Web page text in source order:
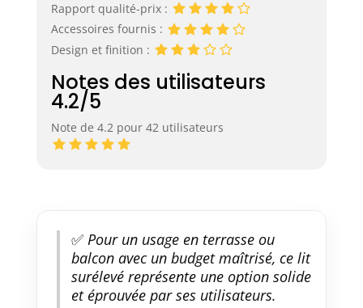
Rapport qualité-prix :
Accessoires fournis :
Design et finition :
Notes des utilisateurs
4.2/5
Note de 4.2 pour 42 utilisateurs
✅Pour un usage en terrasse ou
balcon avec un budget maîtrisé, ce lit
surélevé représente une option solide
et éprouvée par ses utilisateurs.